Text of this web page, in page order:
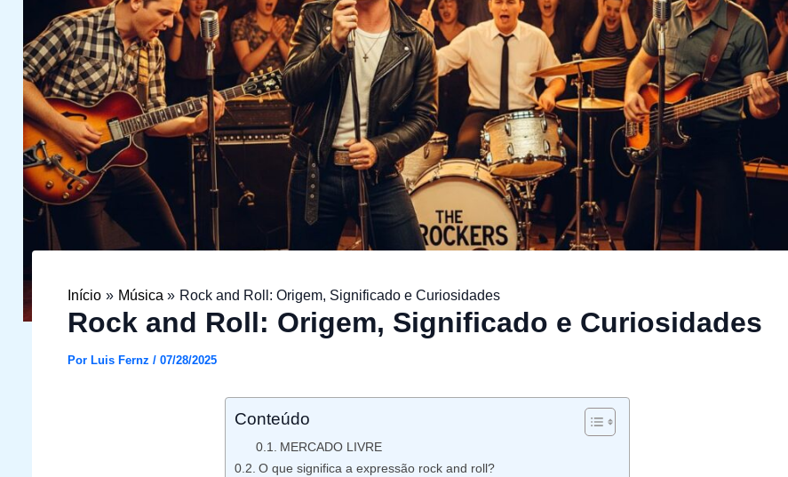
Início Música Rock and Roll: Origem, Significado e Curiosidades
Rock and Roll: Origem, Significado e Curiosidades
Por Luis Fernz / 07/28/2025
Conteúdo
MERCADO LIVRE
O que significa a expressão rock and roll?